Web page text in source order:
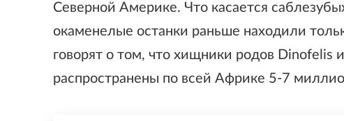
Северной Америке. Что касается
окаменелые останки раньше находили
говорят о том, что хищники родов Dinofelis
распространены по всей Африке 5-7